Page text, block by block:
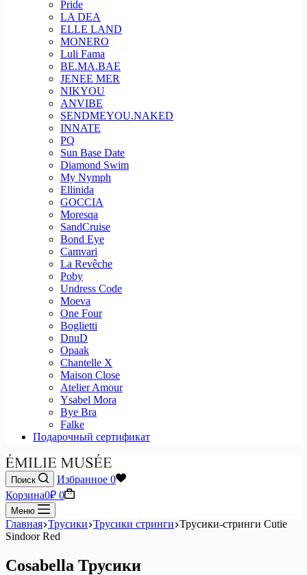
Pride
LA DEA
ELLE LAND
MONERO
Luli Fama
BE.MA.BAE
JENEE MER
NIKYOU
ANVIBE
SENDMEYOU.NAKED
INNATE
PQ
Sun Base Date
Diamond Swim
My Nymph
Ellinida
GOCCIA
Moresqa
SandCruise
Bond Eye
Camvari
La Revêche
Poby
Undress Code
Moeva
One Four
Boglietti
DnuD
Opaak
Chantelle X
Maison Close
Atelier Amour
Ysabel Mora
Bye Bra
Falke
Подарочный сертификат
Поиск Избранное 0
Корзина0₽ 0
Меню
Главная Трусики Трусики стринги Трусики-стринги Cutie
Sindoor Red
Cosabella Трусики